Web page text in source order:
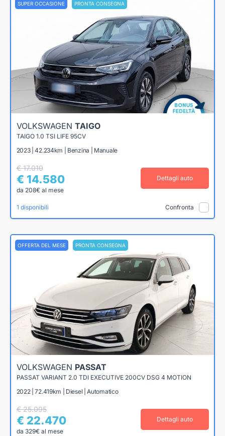
SUPER OCCASIONE PRONTA CONSEGNA
VOLKSWAGEN TAIGO
TAIGO 1.0 TSI LIFE 95CV
2023 | 42.234km | Benzina | Manuale
€ 17.010
€ 14.580
da 208€ al mese
Dettagli auto
1 disponibili Confronta
OFFERTA DEL MESE PRONTA CONSEGNA
VOLKSWAGEN PASSAT
PASSAT VARIANT 2.0 TDI EXECUTIVE 200CV DSG 4 MOTION
2022 | 72.419km | Diesel | Automatico
€ 25.095
€ 22.470
da 329€ al mese
Dettagli auto